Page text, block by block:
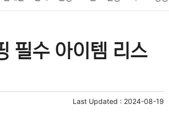
케팅 부동산 외국어 교육 교통 생활
필수 아이템 리스
Last Updated : 2024-08-19